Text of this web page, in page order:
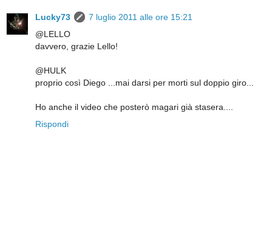
Lucky73
7 luglio 2011 alle ore 15:21
@LELLO
davvero, grazie Lello!
@HULK
proprio così Diego ...mai darsi per morti sul doppio giro...
Ho anche il video che posterò magari già stasera....
Rispondi